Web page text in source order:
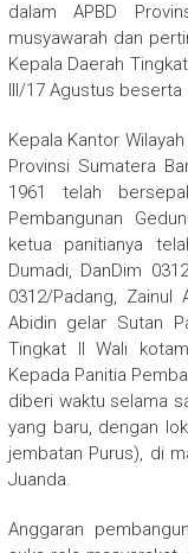
dalam APBD
musyawarah dan
Kepala Daerah
III/17 Agustus beserta
Kepala Kantor
Provinsi Sumatera
1961 telah
Pembangunan
ketua panitianya
Dumadi, DanDim
0312/Padang, Zainul
Abidin gelar Sutan
Tingkat II Wali
Kepada Panitia
diberi waktu selama
yang baru, dengan
jembatan Purus), di
Juanda.
Anggaran